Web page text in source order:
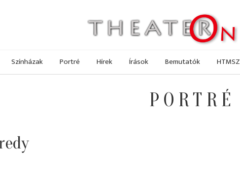
Színházak Portré Hírek Írások Bemutatók HTMSZ
PORTRÉ